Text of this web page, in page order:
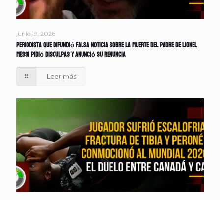
junio 19, 2026
Periodista que difundió falsa noticia sobre la muerte del padre de Lionel
Messi pidió disculpas y anunció su renuncia
Leer más